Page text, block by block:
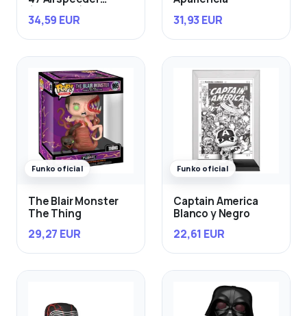
34,59 EUR 31,93 EUR
Funko oficial
The Blair Monster
The Thing
29,27 EUR
Funko oficial
Captain America
Blanco y Negro
22,61 EUR